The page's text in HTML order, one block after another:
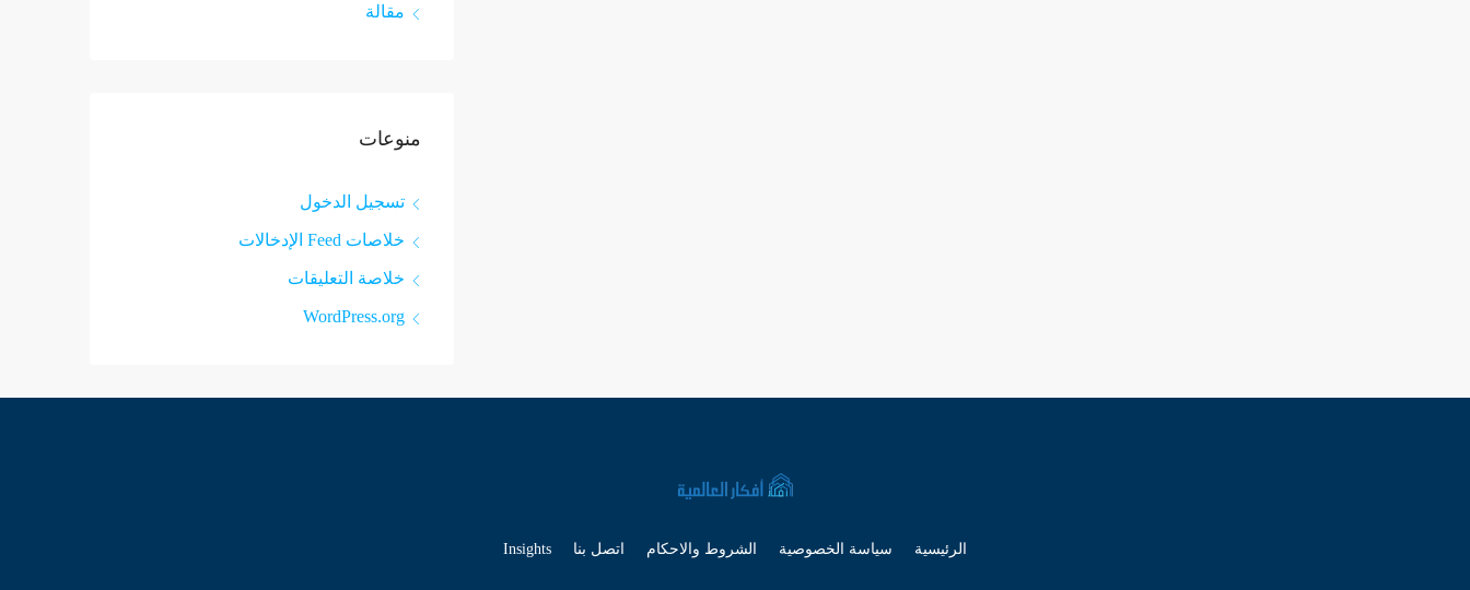
مقالة
منوعات
تسجيل الدخول
خلاصات Feed الإدخالات
خلاصة التعليقات
WordPress.org
الرئيسية سياسة الخصوصية الشروط والاحكام اتصل بنا Insights